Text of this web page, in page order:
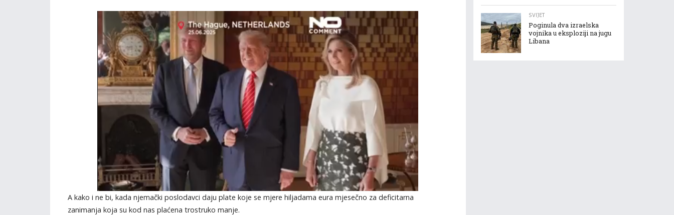
A kako i ne bi, kada njemački poslodavci daju plate koje se mjere hiljadama eura mjesečno za deficitarna
zanimanja koja su kod nas plaćena trostruko manje.
SVIJET
Poginula dva izraelska
vojnika u eksploziji na jugu
Libana